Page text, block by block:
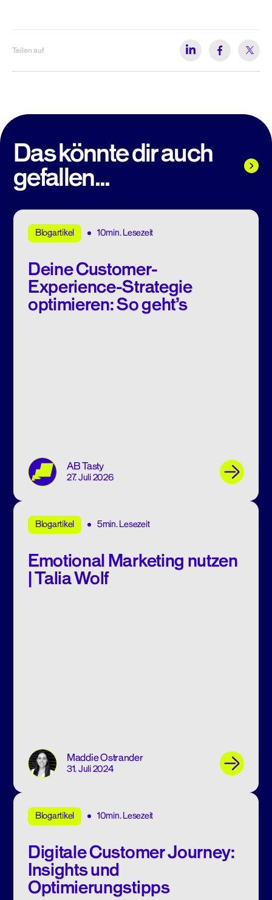
Teilen auf
Das könnte dir auch
gefallen...
Blogartikel 10min. Lesezeit
Deine Customer-
Experience-Strategie
optimieren: So geht’s
AB Tasty
27. Juli 2026
Blogartikel 5min. Lesezeit
Emotional Marketing nutzen
| Talia Wolf
Maddie Ostrander
31. Juli 2024
Blogartikel 10min. Lesezeit
Digitale Customer Journey:
Insights und
Optimierungstipps